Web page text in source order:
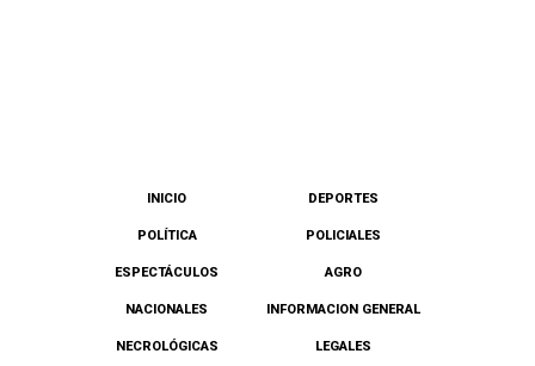
INICIO DEPORTES
POLÍTICA POLICIALES
ESPECTÁCULOS AGRO
NACIONALES INFORMACION GENERAL
NECROLÓGICAS LEGALES